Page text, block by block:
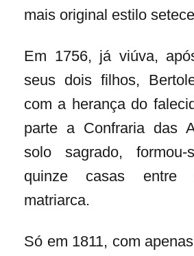
mais original estilo
Em 1756, já viúva,
seus dois filhos,
com a herança do
parte a Confraria das
solo sagrado,
quinze casas
matriarca.
Só em 1811, com